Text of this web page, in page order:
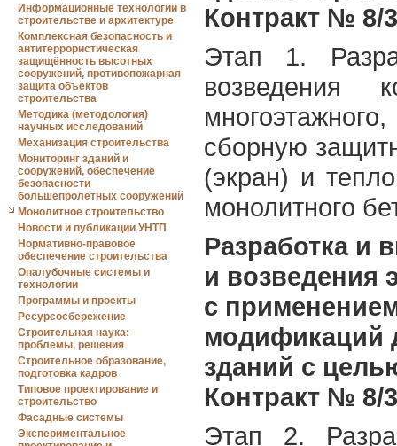
Информационные технологии в
строительстве и архитектуре
Комплексная безопасность и
антитеррористическая
защищённость высотных
сооружений, противопожарная
защита объектов
строительства
Методика (методология)
научных исследований
Механизация строительства
Мониторинг зданий и
сооружений, обеспечение
безопасности
большепролётных сооружений
Монолитное строительство
Новости и публикации УНТП
Нормативно-правовое
обеспечение строительства
Опалубочные системы и
технологии
Программы и проекты
Ресурсосбережение
Строительная наука:
проблемы, решения
Строительное образование,
подготовка кадров
Типовое проектирование и
строительство
Фасадные системы
Экспериментальное
Контракт № 8/
Этап 1.
возведения
сборную
(экран) и
монолитного
Разработка и
и возведения
с
модификаций
зданий с
Контракт № 8/
Этап 2.